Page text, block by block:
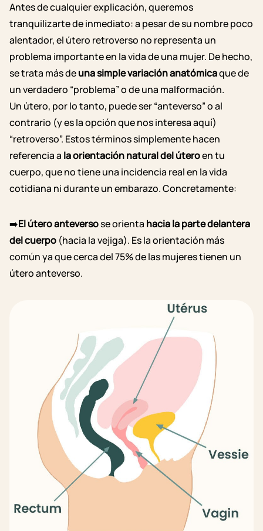
Antes de cualquier explicación, queremos
tranquilizarte de inmediato: a pesar de su nombre poco
alentador, el útero retroverso no representa un
problema importante en la vida de una mujer. De hecho,
se trata más deuna simple variación anatómicaque de
un verdadero “problema” o de una malformación.
Un útero, por lo tanto, puede ser “anteverso” o al
contrario (y es la opción que nos interesa aquí)
“retroverso”. Estos términos simplemente hacen
referencia a la orientación natural del úteroen tu
cuerpo, que no tiene una incidencia real en la vida
cotidiana ni durante un embarazo. Concretamente:
➡️El útero anteversose orienta hacia la parte delantera
del cuerpo (hacia la vejiga). Es la orientación más
común ya que cerca del 75% de las mujeres tienen un
útero anteverso.